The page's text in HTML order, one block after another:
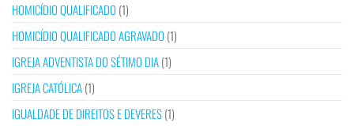
HOMICÍDIO QUALIFICADO (1)
HOMICÍDIO QUALIFICADO AGRAVADO (1)
IGREJA ADVENTISTA DO SÉTIMO DIA(1)
IGREJA CATÓLICA(1)
IGUALDADE DE DIREITOS E DEVERES(1)